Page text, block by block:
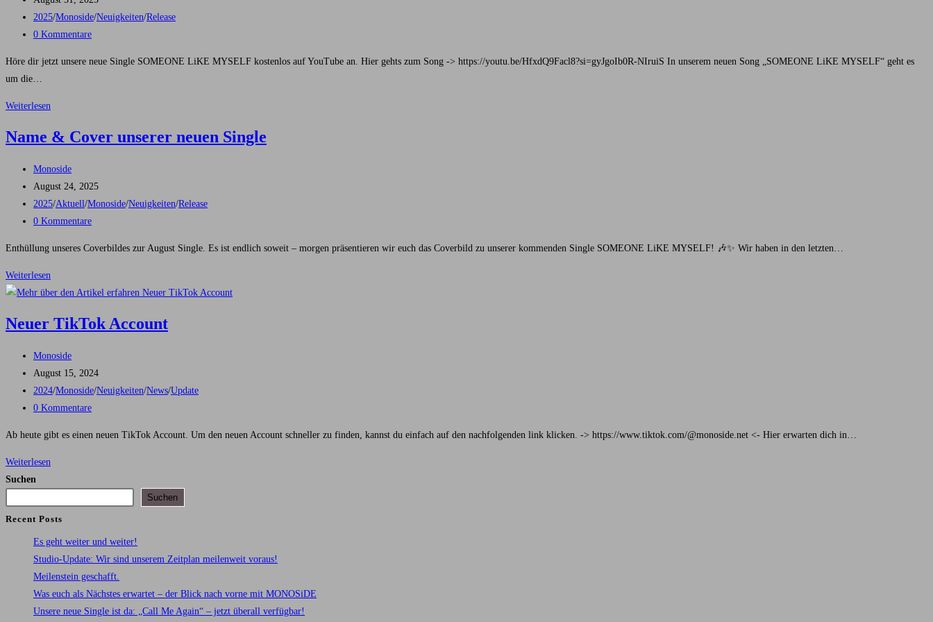
veröffentlicht:
Beitrags-
Kategorie:
2025/Monoside/Neuigkeiten/Release
Beitrags-
0 Kommentare
Höre dir jetzt unsere neue Single SOMEONE LiKE MYSELF kostenlos auf YouTube an. Hier gehts zum Song -> https://youtu.be/HfxdQ9Facl8?si=gyJgoIb0R-NIruiS In unserem neuen Song „SOMEONE LiKE MYSELF“ geht es
um die…
Weiterlesen
MYSELF
Ab
heute
und
für
Name & Cover unserer neuen Single
Beitrags-
Autor:
Monoside
Beitrag
veröffentlicht:
August 24, 2025
Beitrags-
Kategorie:
2025/Aktuell/Monoside/Neuigkeiten/Release
Beitrags-
0 Kommentare
Enthüllung unseres Coverbildes zur August Single. Es ist endlich soweit – morgen präsentieren wir euch das Coverbild zu unserer kommenden Single SOMEONE LiKE MYSELF! 🎶✨ Wir haben in den letzten…
Weiterlesen
&
unserer
Single
Neuer TikTok Account
Beitrags-
Autor:
Monoside
Beitrag
veröffentlicht:
August 15, 2024
Beitrags-
Kategorie:
2024/Monoside/Neuigkeiten/News/Update
Beitrags-
0 Kommentare
Ab heute gibt es einen neuen TikTok Account. Um den neuen Account schneller zu finden, kannst du einfach auf den nachfolgenden link klicken. -> https://www.tiktok.com/@monoside.net <- Hier erwarten dich in…
Weiterlesen
Suchen
Suchen
Recent Posts
Es geht weiter und weiter!
Studio-Update: Wir sind unserem Zeitplan meilenweit voraus!
Meilenstein geschafft.
Was euch als Nächstes erwartet – der Blick nach vorne mit MONOSiDE
Unsere neue Single ist da: „Call Me Again“ – jetzt überall verfügbar!